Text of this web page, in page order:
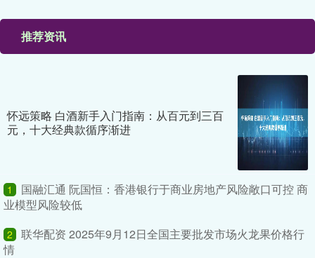
推荐资讯
怀远策略 白酒新手入门指南：从百元到三百
元，十大经典款循序渐进
1
国融汇通 阮国恒：香港银行于商业房地产风险敞口可控 商
业模型风险较低
2
联华配资 2025年9月12日全国主要批发市场火龙果价格行
情